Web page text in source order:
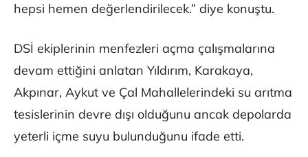
hepsi hemen değerlendirilecek.” diye konuştu.
DSİ ekiplerinin menfezleri açma çalışmalarına
devam ettiğini anlatan Yıldırım, Karakaya,
Akpınar, Aykut ve Çal Mahallelerindeki su arıtma
tesislerinin devre dışı olduğunu ancak depolarda
yeterli içme suyu bulunduğunu ifade etti.